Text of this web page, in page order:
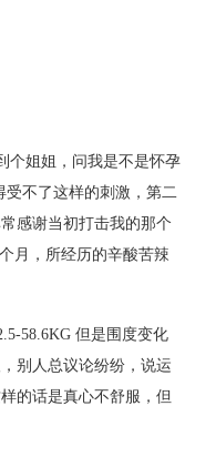
个姐姐，问我是不是怀孕
受不了这样的刺激，第二
感谢当初打击我的那个
月，所经历的辛酸苦辣
58.6KG 但是围度变化
别人总议论纷纷，说运
的话是真心不舒服，但